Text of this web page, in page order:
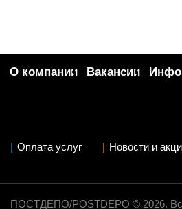
О компании Вакансии
Оплата услуг Новости и
ПОСТДЕПО/POSTDEPO © 2026.